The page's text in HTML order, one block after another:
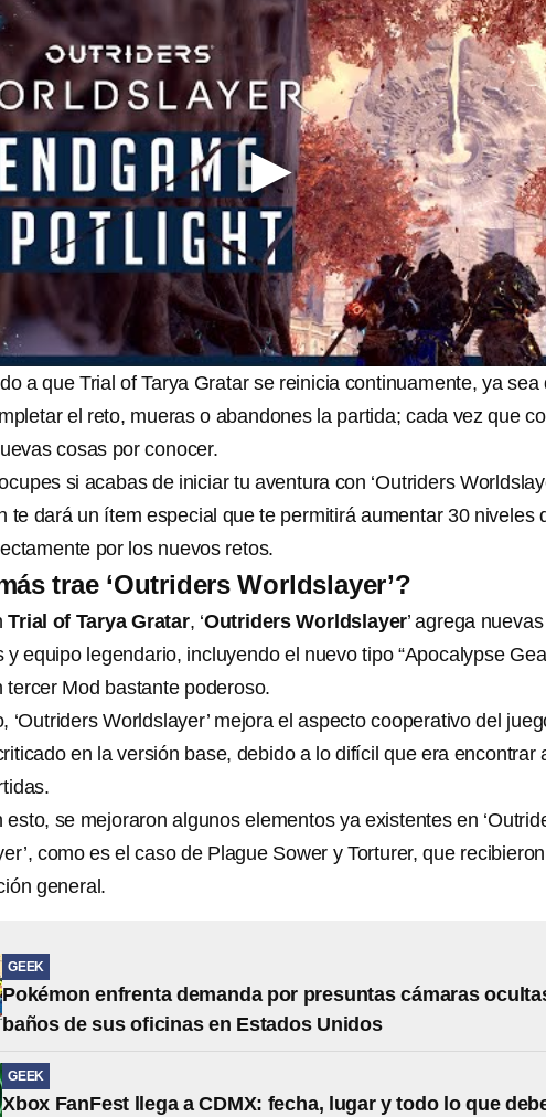
a que Trial of Tarya Gratar se reinicia continuamente, ya sea
el reto, mueras o abandones la partida; cada vez que
cosas por conocer.
si acabas de iniciar tu aventura con ‘Outriders
te dará un ítem especial que te permitirá aumentar 30 niveles
por los nuevos retos.
trae ‘Outriders Worldslayer’?
Trial of Tarya Gratar, ‘Outriders Worldslayer’ agrega
y equipo legendario, incluyendo el nuevo tipo “Apocalypse
tercer Mod bastante poderoso.
‘Outriders Worldslayer’ mejora el aspecto cooperativo del
en la versión base, debido a lo difícil que era encontrar
esto, se mejoraron algunos elementos ya existentes en
como es el caso de Plague Sower y Torturer, que
general.
GEEK
Pokémon enfrenta demanda por presuntas cámaras
baños de sus oficinas en Estados Unidos
GEEK
Xbox FanFest llega a CDMX: fecha, lugar y todo lo que